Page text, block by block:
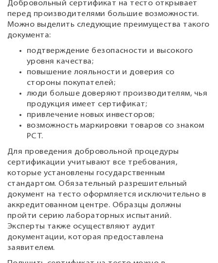
Добровольный сертификат на тесто открывает
перед производителями большие возможности.
Можно выделить следующие преимущества такого
документа:
подтверждение безопасности и высокого
уровня качества;
повышение лояльности и доверия со
стороны покупателей;
люди больше доверяют производителям, чья
продукция имеет сертификат;
привлечение новых инвесторов;
возможность маркировки товаров со знаком
РСТ.
Для проведения добровольной процедуры
сертификации учитывают все требования,
которые установлены государственным
стандартом. Обязательный разрешительный
документ на тесто оформляется исключительно в
аккредитованном центре. Образцы должны
пройти серию лабораторных испытаний.
Эксперты также осуществляют аудит
документации, которая предоставлена
заявителем.